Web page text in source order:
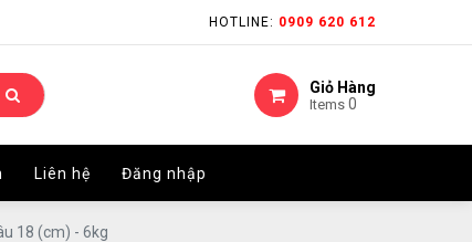
HOTLINE: 0909 620 612
Giỏ Hàng
Items 0
Liên hệ Đăng nhập
HOTLINE: 0909 620 612
Giỏ Hàng
Items 0
Liên hệ Đăng nhập
18 (cm) - 6kg